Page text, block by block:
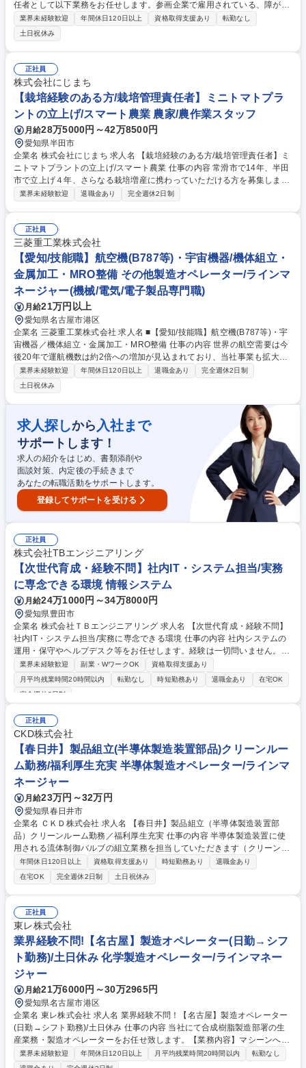
任者として以下業務をお任せします。参画企業で雇用されている、障がい
のあるスタッフが安全でやりがいをもって仕事ができるよう、農園環境を
整え農園全体のマネジメントを行うポジションです。 【詳細】■農園全体
のマネジメント■顧客企業の対応■クライアント企業の運営スタッフのサポ
ート※入社後は研修を行いますので、業界未経験でもご安心ください。
（変更の範囲:当社業務全般） 【キャリアイメージ】まだまだ成長中の当
社。手を挙げ、主体的な提案をしやすいカルチャーのため、自己成長や事
業成長を踏まえ、新しいポジションや役職に就くチャンスは無限大です。
募集職種 名古屋【農園運営・管理責任者】障がい者雇用の社会課題の解決
に挑戦
業界未経験歓迎 年間休日120日以上 資格取得支援あり
転勤なし
土日祝休み
正社員
株式会社にじまち
【栽培経験のある方/栽培管理責任者】ミニトマトプラ
ントの立上げ/スマート農業 農家/農作業スタッフ
月給28万5000円～42万8500円
愛知県半田市
企業名 株式会社にじまち 求人名 【栽培経験のある方/栽培管理責任者】ミ
ニトマトプラントの立上げ/スマート農業 仕事の内容 常滑市で14年、半田
市で立上げ４年、さらなる栽培増産に携わっていただける方を募集しま
す。具体的には、栽培経験者として農場長や栽培管理者をサポートし、ゆ
るミニトマトプラントの農場栽培管理責任者として、立上げに参画してい
ただき、この新規事業を牽引してくださる方からのご応募お待ちしていま
す！ ■常滑ファーム、バイオファーム半田、八ヶ岳、清里ファームもオー
プン、栽培、取引先拡大に伴い増員採用します。 募集職種 【栽培経験の
ある方/栽培管理責任者】ミニトマトプラントの立上げ/スマート農業
業界未経験歓迎 退職金あり 完全週休2日制
正社員
三菱重工業株式会社
【愛知/技能職】航空機(B787等)・宇宙機器/機体組立・
金属加工・MRO整備 その他製造オペレーター/ラインマ
ネージャー(機械/電気/電子製品専門職)
月給21万円以上
愛知県名古屋市港区
企業名 三菱重工業株式会社 求人名 ■【愛知/技能職】航空機(B787等)・宇
宙機器／機体組立・金属加工・MRO整備 仕事の内容 世界の航空需要は今
後20年で運航機数は約2倍への増加が見込まれており、当社事業も拡大フ
ェーズにございます。そんな当社にて今回は、「航空宇宙製品の製造」ま
たは「運航機体の整備」をお任せ致します。 【詳細】■航空宇宙製品の製
造：新造機の機体組立や、航空・宇宙・防衛機器向け部品の加工を行う業
務です。ご経験に応じて、「機体構造の組立」か「高精度部品の加工製
造」の業務をお任せ致します。 ■航空機整備（MRO）：エアラインで使用
されている機体を受け入れ、点検・修理し、長期にわたる安全な飛行を支
える業務です。定期点検や修理、品質追及や安全担保業務がございます。
募集職種 ■【愛知/技能職】航空機(B787等)・宇宙機器／機体組立・金属加
工・MRO整備
業界未経験歓迎 年間休日120日以上 退職金あり
完全週休2日制
土日祝休み
求人探しから 入社まで
サポートします！
求人の紹介をはじめ、書類添削や
面談対策、内定後の手続きまで
あなたの転職活動をサポートします。
登録してサポートを受ける
正社員
株式会社TBエンジニアリング
【次世代育成・経験不問】社内IT・システム担当/実務
に専念できる環境 情報システム
月給24万1000円～34万8000円
愛知県豊田市
企業名 株式会社ＴＢエンジニアリング 求人名 【次世代育成・経験不問】
社内IT・システム担当/実務に専念できる環境 仕事の内容 社内システムの
運用・保守やヘルプデスク等をお任せします。経験は一切問いません。実
務に専念でき、先輩社員のサポートを受けながらＩＴの基礎から学び、会
社全体の業務効率化に貢献できます。 【具体的な業務】■社内システムの
運用・保守サポート、および各種アカウントの管理業務■パソコンやソフ
に関する問い合わせ対応やトラブル解決ヘルプデスク■先輩社員のサポー
トのもとで新ツールの導入支援へ専念 募集職種 【次世代育成・経験不
問】社内IT・システム担当/実務に専念できる環境
業界未経験歓迎 副業・WワークOK
資格取得支援あり
月平均残業時間20時間以内
転勤なし 時短勤務あり 退職金あり
在宅OK
完全週休2日制
正社員
CKD株式会社
【春日井】製品組立(半導体製造装置部品)クリーンルー
ム勤務/福利厚生充実 半導体製造オペレーター/ラインマ
ネージャー
月給23万円～32万円
愛知県春日井市
企業名 ＣＫＤ株式会社 求人名 【春日井】製品組立（半導体製造装置部
品）クリーンルーム勤務／福利厚生充実 仕事の内容 半導体製造装置に使
用される流体制御バルブの組立業務を担当していただきます（クリーンル
ーム内での作業がメインです）。 半導体製造装置に使用される薬液バル
ブ・薬ガスバルブ・真空バルブの組立を担当します。クリーンルーム内
で、ねじ締めや治具・工具を使用した組立、パッキング、製品性能検査、
ライン改善業務を行います。入社後は組立作業から習得し、将来的には派
遣社員など約5名以上のチームメンバーへの作業指導、進捗管理、品質管
理などの取りまとめ業務も担当します。【業務の変更の範囲】当社業務全
般 募集職種 【春日井】製品組立（半導体製造装置部品）クリーンルーム
勤務／福利厚生充実
年間休日120日以上 資格取得支援あり 時短勤務あり
退職金あり
在宅OK
完全週休2日制 土日祝休み
正社員
東レ株式会社
業界経験不問!【名古屋】製造オペレーター(日勤→シフ
ト勤務)/土日休み 化学製造オペレーター/ラインマネー
ジャー
月給21万6000円～30万2965円
愛知県名古屋市港区
企業名 東レ株式会社 求人名 業界経験不問！【名古屋】製造オペレーター
(日勤→シフト勤務)/土日休み 仕事の内容 当社にて合成樹脂製造部署の生
産業務・製造オペレーターをお任せ致します。【業務内容】マシーンへの
原料運搬・仕込み／生産状況のモニタリング・運転管理（圧力、温度、流
量等）／生産現場のパトロール／生産品の 品質確認／その他ルーティン業
業界未経験歓迎 年間休日120日以上 月平均残業時間20時間以内
転勤なし